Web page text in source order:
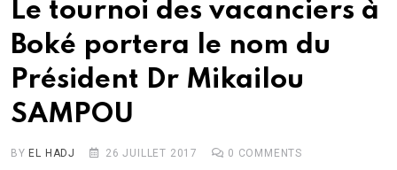
Le tournoi des vacanciers à
Boké portera le nom du
Président Dr Mikailou
SAMPOU
BYEL HADJ 26 JUILLET 2017 0 COMMENTS